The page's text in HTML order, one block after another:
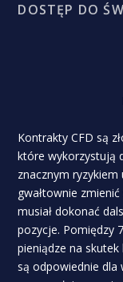
DOSTĘP DO
Kontrakty CFD są
które wykorzystują
znacznym
gwałtownie
musiał dokonać
pozycje. Pomiędzy
pieniądze na
są odpowiednie dla